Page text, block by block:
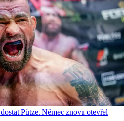
Pütze. Němec znovu otevřel